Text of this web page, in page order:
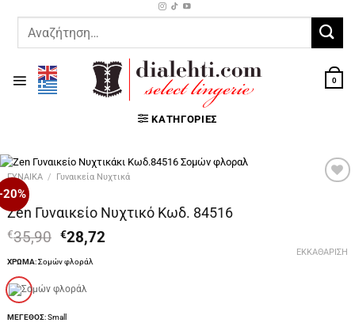
περιεχόμενο
Αναζήτηση
0
ΚΑΤΗΓΟΡΊΕΣ
20%
ΓΥΝΑΙΚΑ / Γυναικεία Νυχτικά
Zen Γυναικείο Νυχτικό Κωδ. 84516
€35,90 Original
price
was:
€35,90.
€28,72Η
ΧΡΩΜΑ:Σομών φλοράλ
ΜΕΓΕΘΟΣ:Small
ΕΚΚΑΘΆΡΙΣΗ